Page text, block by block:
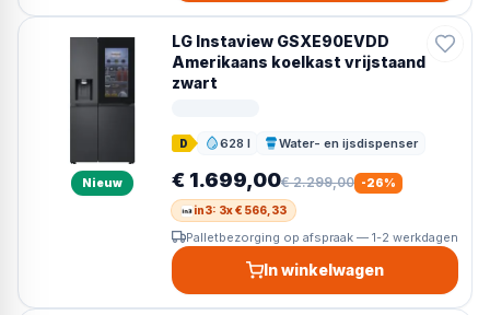
Nieuw
LG Instaview GSXE90EVDD
Amerikaans koelkast vrijstaand
zwart
D 628 l
Inhoud Water- en ijsdispenser
Dispenser
€ 1.699,00€ 2.299,00 -26%
in3: 3x € 566,33
Palletbezorging op afspraak — 1-2 werkdagen
In winkelwagen